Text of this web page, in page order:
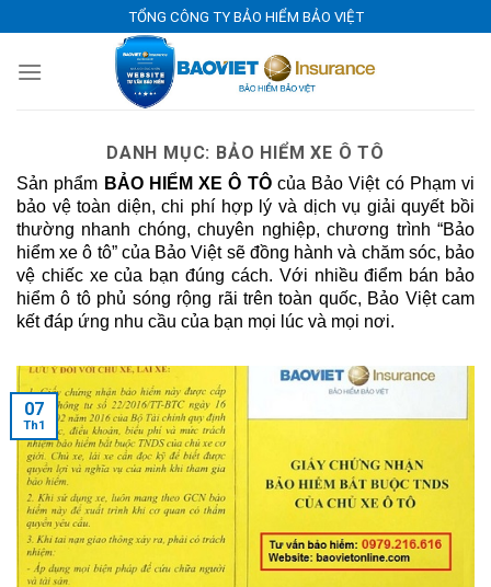
to
content
TỔNG CÔNG TY BẢO HIỂM BẢO VIỆT
DANH MỤC: BẢO HIỂM XE Ô TÔ
Sản phẩm BẢO HIỂM XE Ô TÔcủa Bảo Việt có Phạm vi
bảo vệ toàn diện, chi phí hợp lý và dịch vụ giải quyết bồi
thường nhanh chóng, chuyên nghiệp, chương trình “Bảo
hiểm xe ô tô” của Bảo Việt sẽ đồng hành và chăm sóc, bảo
vệ chiếc xe của bạn đúng cách. Với nhiều điểm bán bảo
hiểm ô tô phủ sóng rộng rãi trên toàn quốc, Bảo Việt cam
kết đáp ứng nhu cầu của bạn mọi lúc và mọi nơi.
07
Th1